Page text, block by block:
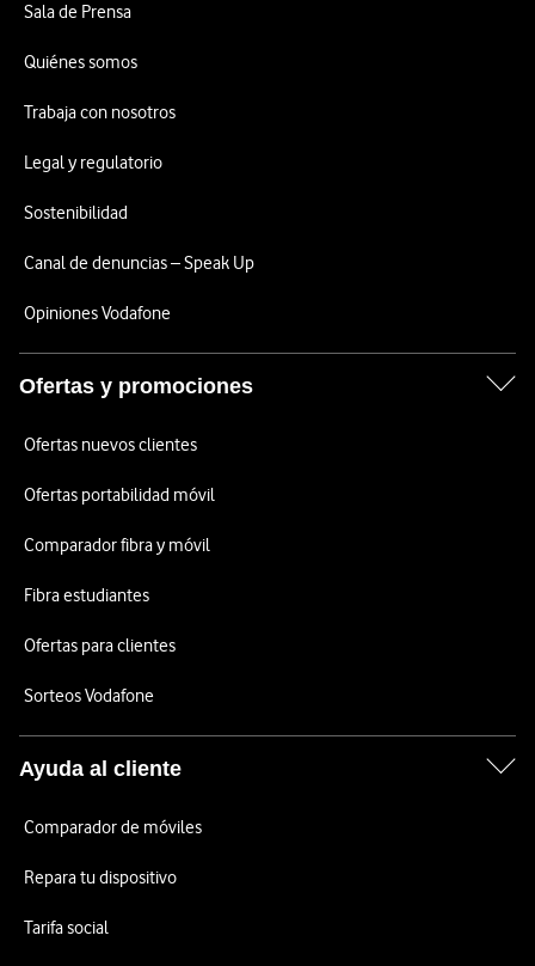
Sala de Prensa
Quiénes somos
Trabaja con nosotros
Legal y regulatorio
Sostenibilidad
Canal de denuncias – Speak Up
Opiniones Vodafone
Ofertas y promociones
Ofertas nuevos clientes
Ofertas portabilidad móvil
Comparador fibra y móvil
Fibra estudiantes
Ofertas para clientes
Sorteos Vodafone
Ayuda al cliente
Comparador de móviles
Repara tu dispositivo
Tarifa social